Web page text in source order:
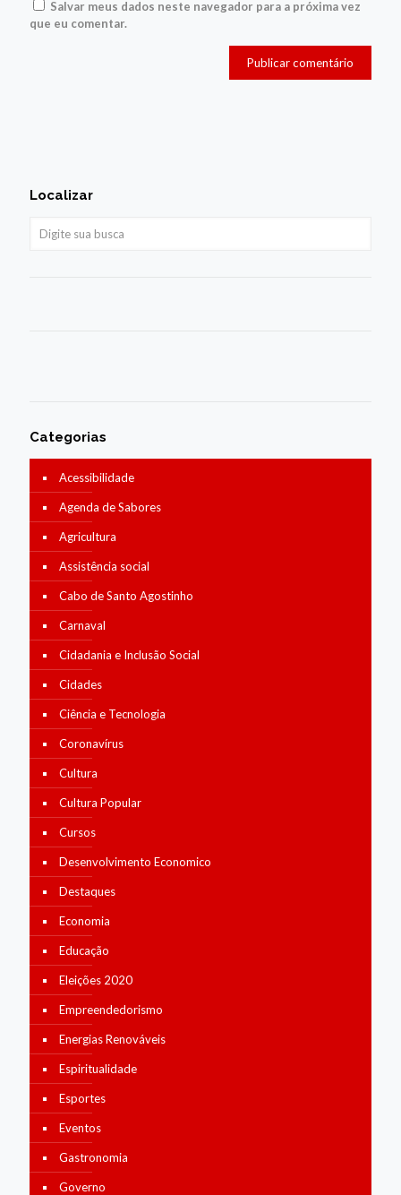
Salvar meus dados neste navegador para a próxima vez
que eu comentar.
Localizar
Categorias
Acessibilidade
Agenda de Sabores
Agricultura
Assistência social
Cabo de Santo Agostinho
Carnaval
Cidadania e Inclusão Social
Cidades
Ciência e Tecnologia
Coronavírus
Cultura
Cultura Popular
Cursos
Desenvolvimento Economico
Destaques
Economia
Educação
Eleições 2020
Empreendedorismo
Energias Renováveis
Espiritualidade
Esportes
Eventos
Gastronomia
Governo